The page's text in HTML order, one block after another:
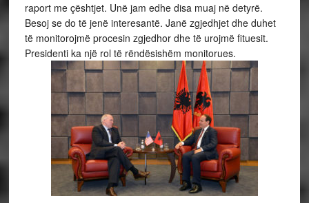
raport me çështjet. Unë jam edhe disa muaj në detyrë.
Besoj se do të jenë interesantë. Janë zgjedhjet dhe duhet
të monitorojmë procesin zgjedhor dhe të urojmë fituesit.
Presidenti ka një rol të rëndësishëm monitorues.